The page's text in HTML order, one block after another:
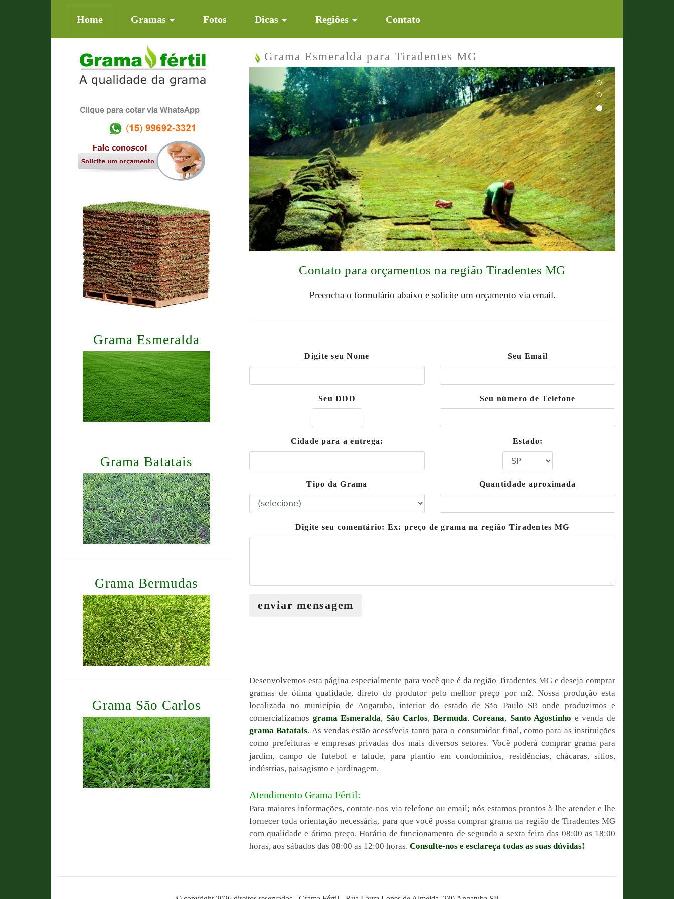
Home(current)Gramas Fotos Dicas Regiões Contato
Grama Esmeralda
Grama Batatais
Grama Bermudas
Grama São Carlos
Grama Esmeralda para Tiradentes MG
Previous Next
Contato para orçamentos na região Tiradentes MG
Preencha o formulário abaixo e solicite um orçamento via email.
Digite seu Nome Seu Email
Seu DDD Seu número de Telefone
Cidade para a entrega: Estado:
Tipo da Grama Quantidade aproximada
Digite seu comentário: Ex: preço de grama na região Tiradentes MG
enviar mensagem
Desenvolvemos esta página especialmente para você que é da região Tiradentes MG e deseja comprar
gramas de ótima qualidade, direto do produtor pelo melhor preço por m2. Nossa produção esta
localizada no município de Angatuba, interior do estado de São Paulo SP, onde produzimos e
comercializamos grama Esmeralda, São Carlos, Bermuda,Coreana, Santo Agostinho e venda de
grama Batatais. As vendas estão acessíveis tanto para o consumidor final, como para as instituições
como prefeituras e empresas privadas dos mais diversos setores. Você poderá comprar grama para
jardim, campo de futebol e talude, para plantio em condomínios, residências, chácaras, sítios,
indústrias, paisagismo e jardinagem.
Atendimento Grama Fértil:
Para maiores informações, contate-nos via telefone ou email; nós estamos prontos à lhe atender e lhe
fornecer toda orientação necessária, para que você possa comprar grama na região de Tiradentes MG
com qualidade e ótimo preço. Horário de funcionamento de segunda a sexta feira das 08:00 as 18:00
horas, aos sábados das 08:00 as 12:00 horas. Consulte-nos e esclareça todas as suas dúvidas!